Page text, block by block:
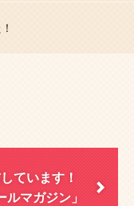
ています！
ルマガジン」